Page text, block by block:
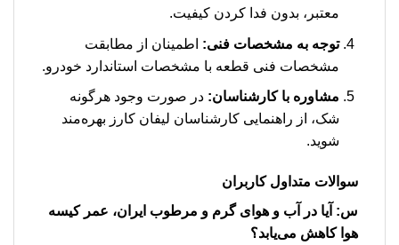
معتبر، بدون فدا کردن کیفیت.
توجه به مشخصات فنی: اطمینان از مطابقت
مشخصات فنی قطعه با مشخصات استاندارد خودرو.
مشاوره با کارشناسان: در صورت وجود هرگونه
شک، از راهنمایی کارشناسان لیفان کارز بهره‌مند
شوید.
سوالات متداول کاربران
س: آیا در آب و هوای گرم و مرطوب ایران، عمر کیسه
هوا کاهش می‌یابد؟